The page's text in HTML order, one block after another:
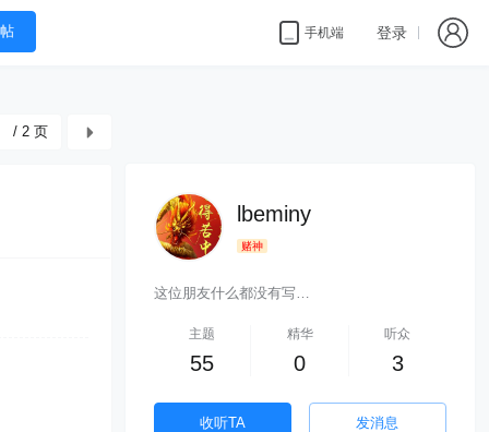
手机端 登录
/ 2 页
lbeminy
赌神
这位朋友什么都没有写…
主题
55
精华
0
听众
3
收听TA 发消息